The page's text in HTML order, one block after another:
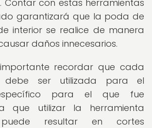
Contar con estas herramientas
garantizará que la poda de
interior se realice de manera
daños innecesarios.
recordar que cada
debe ser utilizada para el
para el que fue
que utilizar la herramienta
resultar en cortes